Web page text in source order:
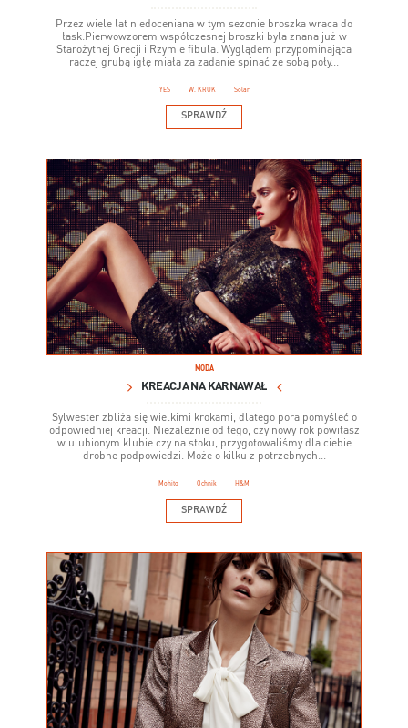
Przez wiele lat niedoceniana w tym sezonie broszka wraca do
łask.Pierwowzorem współczesnej broszki była znana już w
Starożytnej Grecji i Rzymie fibula. Wyglądem przypominająca
raczej grubą igłę miała za zadanie spinać ze sobą poły...
YES W. KRUK Solar
SPRAWDŹ
MODA
KREACJA NA KARNAWAŁ
Sylwester zbliża się wielkimi krokami, dlatego pora pomyśleć o
odpowiedniej kreacji. Niezależnie od tego, czy nowy rok powitasz
w ulubionym klubie czy na stoku, przygotowaliśmy dla ciebie
drobne podpowiedzi. Może o kilku z potrzebnych...
Mohito Ochnik H&M
SPRAWDŹ